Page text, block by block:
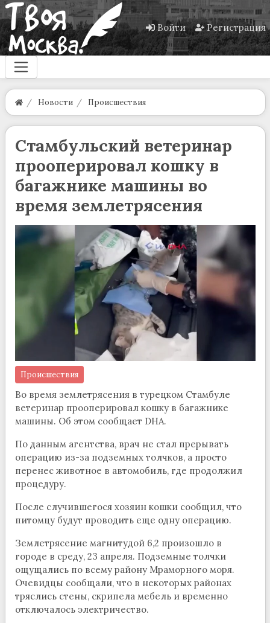
Войти Регистрация
Новости Происшествия
Стамбульский ветеринар
прооперировал кошку в
багажнике машины во
время землетрясения
Происшествия
Во время землетрясения в турецком Стамбуле
ветеринар прооперировал кошку в багажнике
машины. Об этом сообщает DHA.
По данным агентства, врач не стал прерывать
операцию из-за подземных толчков, а просто
перенес животное в автомобиль, где продолжил
процедуру.
После случившегося хозяин кошки сообщил, что
питомцу будут проводить еще одну операцию.
Землетрясение магнитудой 6,2 произошло в
городе в среду, 23 апреля. Подземные толчки
ощущались по всему району Мраморного моря.
Очевидцы сообщали, что в некоторых районах
тряслись стены, скрипела мебель и временно
отключалось электричество.